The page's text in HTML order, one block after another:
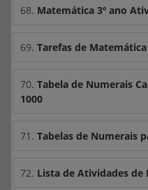
68. Matemática 3º ano
69. Tarefas de
70. Tabela de Numerais
1000
71. Tabelas de Numerais
72. Lista de Atividades